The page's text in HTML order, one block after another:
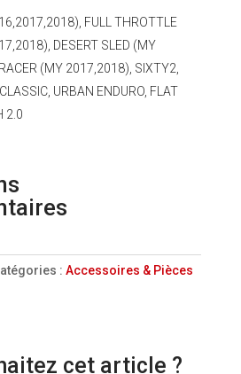
:
actuel
est :
€135,00.
FULL THROTTLE
DESERT SLED (MY
(MY 2017,2018), SIXTY2,
URBAN ENDURO, FLAT
2.0
: Accessoires & Pièces
cet article ?